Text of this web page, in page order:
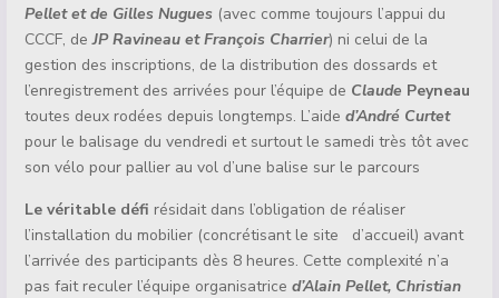
Pellet et de Gilles Nugues (avec comme toujours l’appui du
CCCF, deJP Ravineau et François Charrier) ni celui de la
gestion des inscriptions, de la distribution des dossards et
l’enregistrement des arrivées pour l’équipe de Claude Peyneau
toutes deux rodées depuis longtemps. L’aided’André Curtet
pour le balisage du vendredi et surtout le samedi très tôt avec
son vélo pour pallier au vol d’une balise sur le parcours
Le véritable défi résidait dans l’obligation de réaliser
l’installation du mobilier (concrétisant le site d’accueil) avant
l’arrivée des participants dès 8 heures. Cette complexité n’a
pas fait reculer l’équipe organisatriced’Alain Pellet, Christian